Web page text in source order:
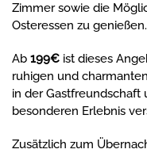
Zimmer sowie die
Osteressen zu genießen.
Ab 199€ ist dieses
ruhigen und
in der Gastfreundschaft
besonderen Erlebnis
Zusätzlich zum